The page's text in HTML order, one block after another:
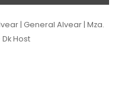
| General Alvear | Mza.
Host